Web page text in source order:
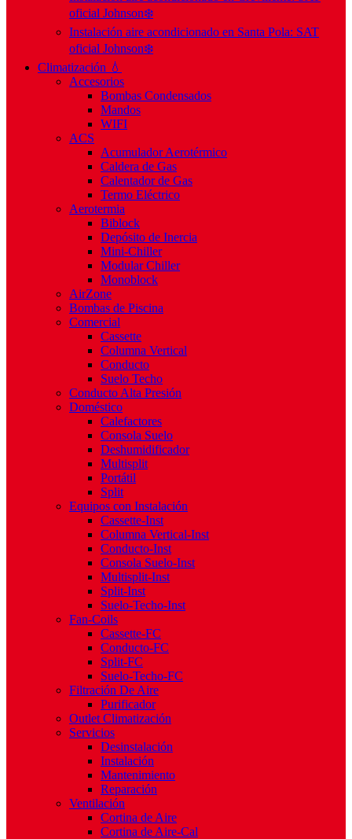
oficial Johnson❄️
Instalación aire acondicionado en Santa Pola: SAT
oficial Johnson❄️
Climatización 💧
Accesorios
Bombas Condensados
Mandos
WIFI
ACS
Acumulador Aerotérmico
Caldera de Gas
Calentador de Gas
Termo Eléctrico
Aerotermia
Biblock
Depósito de Inercia
Mini-Chiller
Modular Chiller
Monoblock
AirZone
Bombas de Piscina
Comercial
Cassette
Columna Vertical
Conducto
Suelo Techo
Conducto Alta Presión
Doméstico
Calefactores
Consola Suelo
Deshumidificador
Multisplit
Portátil
Split
Equipos con Instalación
Cassette-Inst
Columna Vertical-Inst
Conducto-Inst
Consola Suelo-Inst
Multisplit-Inst
Split-Inst
Suelo-Techo-Inst
Fan-Coils
Cassette-FC
Conducto-FC
Split-FC
Suelo-Techo-FC
Filtración De Aire
Purificador
Outlet Climatización
Servicios
Desinstalación
Instalación
Mantenimiento
Reparación
Ventilación
Cortina de Aire
Cortina de Aire-Cal